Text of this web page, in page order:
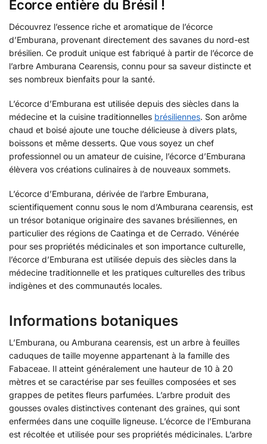
Écorce entière du Brésil !
Découvrez l’essence riche et aromatique de l’écorce
d’Emburana, provenant directement des savanes du nord-est
brésilien. Ce produit unique est fabriqué à partir de l’écorce de
l’arbre Amburana Cearensis, connu pour sa saveur distincte et
ses nombreux bienfaits pour la santé.
L’écorce d’Emburana est utilisée depuis des siècles dans la
médecine et la cuisine traditionnelles brésiliennes. Son arôme
chaud et boisé ajoute une touche délicieuse à divers plats,
boissons et même desserts. Que vous soyez un chef
professionnel ou un amateur de cuisine, l’écorce d’Emburana
élèvera vos créations culinaires à de nouveaux sommets.
L’écorce d’Emburana, dérivée de l’arbre Emburana,
scientifiquement connu sous le nom d’Amburana cearensis, est
un trésor botanique originaire des savanes brésiliennes, en
particulier des régions de Caatinga et de Cerrado. Vénérée
pour ses propriétés médicinales et son importance culturelle,
l’écorce d’Emburana est utilisée depuis des siècles dans la
médecine traditionnelle et les pratiques culturelles des tribus
indigènes et des communautés locales.
Informations botaniques
L’Emburana, ou Amburana cearensis, est un arbre à feuilles
caduques de taille moyenne appartenant à la famille des
Fabaceae. Il atteint généralement une hauteur de 10 à 20
mètres et se caractérise par ses feuilles composées et ses
grappes de petites fleurs parfumées. L’arbre produit des
gousses ovales distinctives contenant des graines, qui sont
enfermées dans une coquille ligneuse. L’écorce de l’Emburana
est récoltée et utilisée pour ses propriétés médicinales. L’arbre